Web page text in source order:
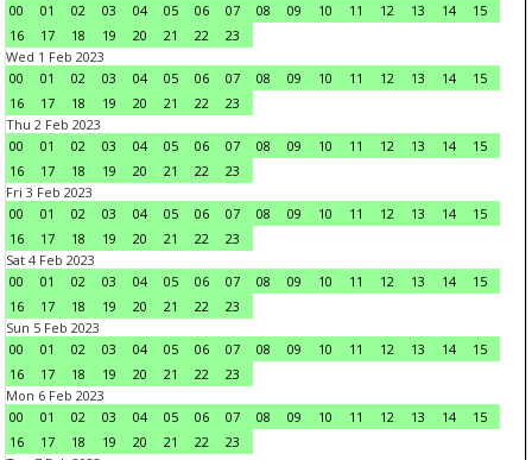
00
01 02 03 04 05 06 07 08 09 10 11 12 13 14
15
16
17 18 19 20 21 22
23
Wed 1 Feb 2023
00
01 02 03 04 05 06 07 08 09 10 11 12 13 14
15
16
17 18 19 20 21 22
23
Thu 2 Feb 2023
00
01 02 03 04 05 06 07 08 09 10 11 12 13 14
15
16
17 18 19 20 21 22
23
Fri 3 Feb 2023
00
01 02 03 04 05 06 07 08 09 10 11 12 13 14
15
16
17 18 19 20 21 22
23
Sat 4 Feb 2023
00
01 02 03 04 05 06 07 08 09 10 11 12 13 14
15
16
17 18 19 20 21 22
23
Sun 5 Feb 2023
00
01 02 03 04 05 06 07 08 09 10 11 12 13 14
15
16
17 18 19 20 21 22
23
Mon 6 Feb 2023
00
01 02 03 04 05 06 07 08 09 10 11 12 13 14
15
16
17 18 19 20 21 22
23